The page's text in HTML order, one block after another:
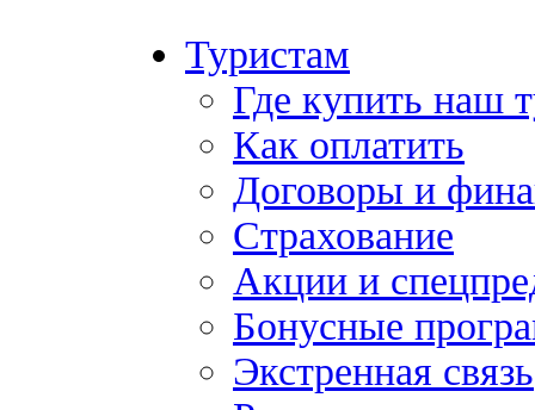
Туристам
Где купить наш
Как оплатить
Договоры и
Страхование
Акции и
Бонусные
Экстренная связь